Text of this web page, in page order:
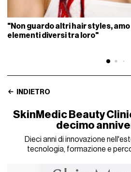
"Non guardo altri hair styles,
elementi diversi tra loro"
INDIETRO
SkinMedic Beauty
decimo
Dieci anni di innovazione
tecnologia, formazione e